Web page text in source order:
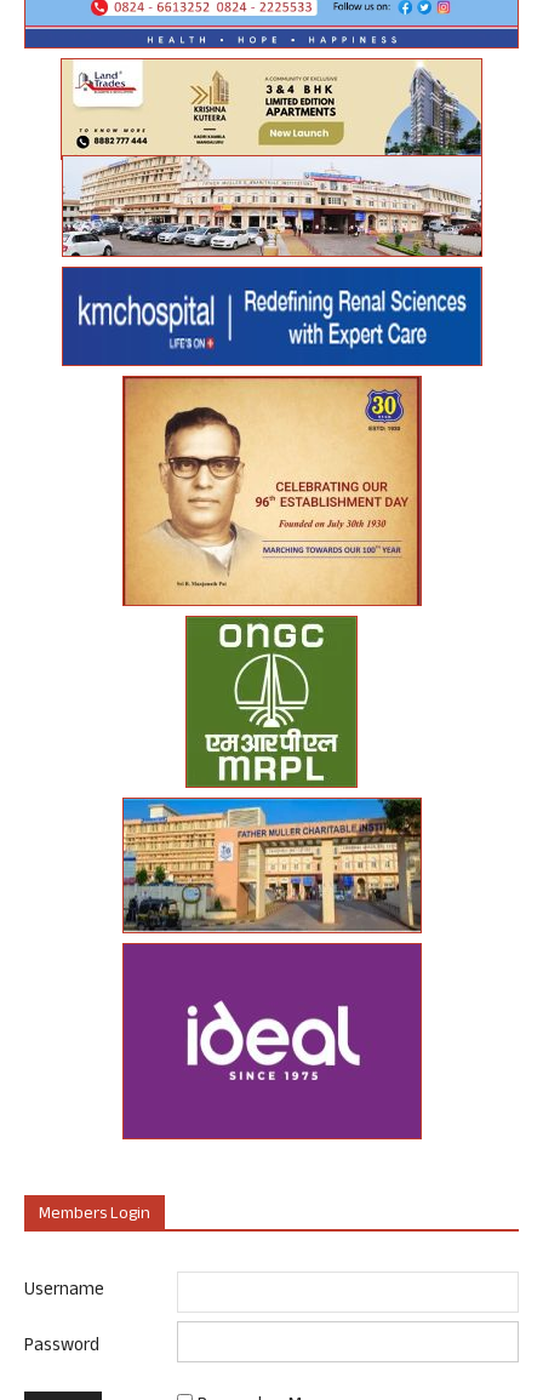
Members Login
Username
Password